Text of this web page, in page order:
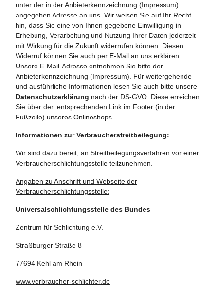
unter der in der Anbieterkennzeichnung (Impressum)
angegeben Adresse an uns. Wir weisen Sie auf Ihr Recht
hin, dass Sie eine von Ihnen gegebene Einwilligung in
Erhebung, Verarbeitung und Nutzung Ihrer Daten jederzeit
mit Wirkung für die Zukunft widerrufen können. Diesen
Widerruf können Sie auch per E-Mail an uns erklären.
Unsere E-Mail-Adresse entnehmen Sie bitte der
Anbieterkennzeichnung (Impressum). Für weitergehende
und ausführliche Informationen lesen Sie auch bitte unsere
Datenschutzerklärung nach der DS-GVO. Diese erreichen
Sie über den entsprechenden Link im Footer (in der
Fußzeile) unseres Onlineshops.
Informationen zur Verbraucherstreitbeilegung:
Wir sind dazu bereit, an Streitbeilegungsverfahren vor einer
Verbraucherschlichtungsstelle teilzunehmen.
Angaben zu Anschrift und Webseite der
Verbraucherschlichtungsstelle:
Universalschlichtungsstelle des Bundes
Zentrum für Schlichtung e.V.
Straßburger Straße 8
77694 Kehl am Rhein
www.verbraucher-schlichter.de